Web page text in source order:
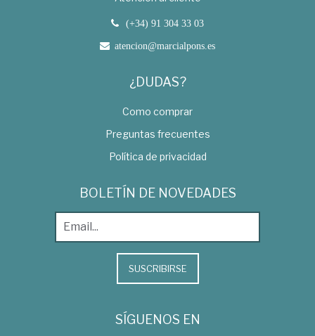
(+34) 91 304 33 03
atencion@marcialpons.es
¿DUDAS?
Como comprar
Preguntas frecuentes
Política de privacidad
BOLETÍN DE NOVEDADES
SUSCRIBIRSE
SÍGUENOS EN